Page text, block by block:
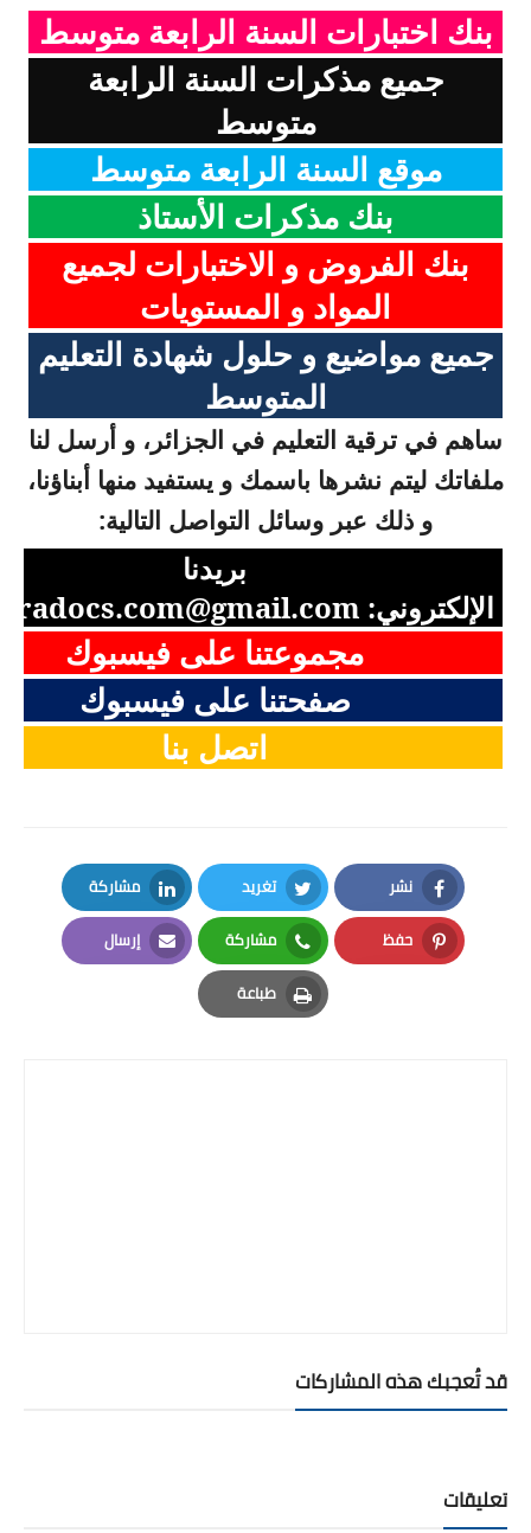
بنك اختبارات السنة الرابعة متوسط
جميع مذكرات السنة الرابعة
متوسط
موقع السنة الرابعة متوسط
بنك مذكرات الأستاذ
بنك الفروض و الاختبارات لجميع
المواد و المستويات
جميع مواضيع و حلول شهادة التعليم
المتوسط
ساهم في ترقية التعليم في الجزائر، و أرسل لنا
ملفاتك ليتم نشرها باسمك و يستفيد منها أبناؤنا،
و ذلك عبر وسائل التواصل التالية:
بريدنا
الإلكتروني:
مجموعتنا على فيسبوك
صفحتنا على فيسبوك
اتصل بنا
نشر
Facebook
تغريد
Twitter
مشاركة
LinkedIn
حفظ
Pinterest
مشاركة
Whatsapp
إرسال
Email
طباعة
Print
قد تُعجبك هذه المشاركات
تعليقات